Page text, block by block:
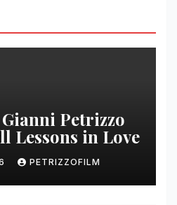
Petrizzo
Lessons in Love
PETRIZZOFILM